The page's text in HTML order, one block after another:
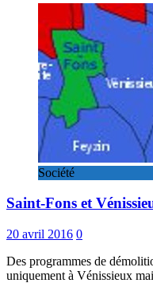
Société
Saint-Fons et
20 avril 2016 0
Des programmes de
uniquement à Vénissieux